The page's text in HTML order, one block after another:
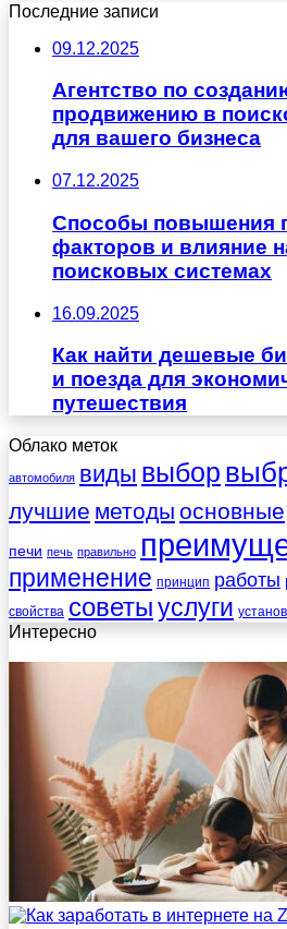
Последние записи
09.12.2025
Агентство по
продвижению в
для вашего бизнеса
07.12.2025
Способы повышения
факторов и влияние
поисковых системах
16.09.2025
Как найти дешевые
и поезда для
путешествия
Облако меток
автомобиля виды выбор
лучшие методы основные
печи печь правильно
применение принцип работы
свойства советыуслуги
Интересно